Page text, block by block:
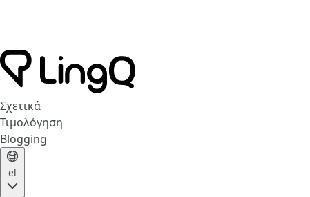
Σχετικά
Τιμολόγηση
Blogging
el